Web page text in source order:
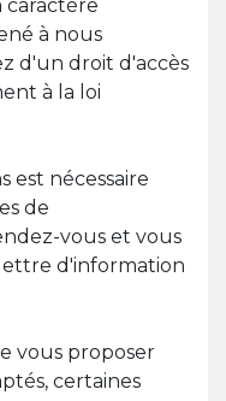
caractère
à nous
d'un droit d'accès
à la loi
est nécessaire
de
vous et vous
d'information
vous proposer
certaines